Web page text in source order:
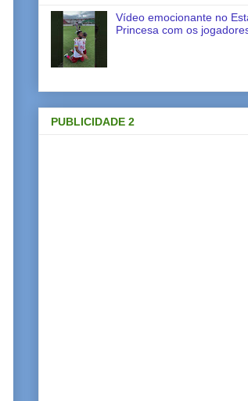
Vídeo emocionante no
Princesa com os
PUBLICIDADE 2